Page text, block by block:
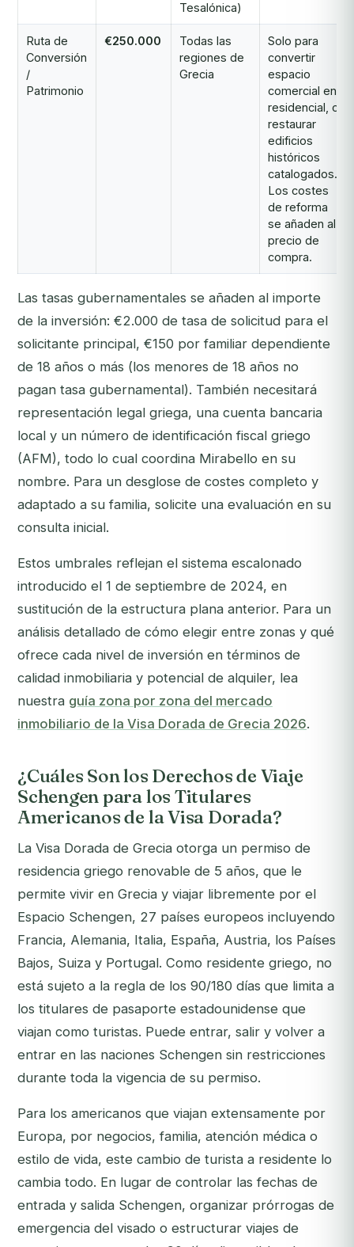
Tesalónica)
Ruta de
Conversión
/
Patrimonio
€250.000
Todas las
regiones de
Grecia
Solo para
convertir
espacio
comercial en
residencial, o
restaurar
edificios
históricos
catalogados.
Los costes
de reforma
se añaden al
precio de
compra.
Las tasas gubernamentales se añaden al importe
de la inversión: €2.000 de tasa de solicitud para el
solicitante principal, €150 por familiar dependiente
de 18 años o más (los menores de 18 años no
pagan tasa gubernamental). También necesitará
representación legal griega, una cuenta bancaria
local y un número de identificación fiscal griego
(AFM), todo lo cual coordina Mirabello en su
nombre. Para un desglose de costes completo y
adaptado a su familia, solicite una evaluación en su
consulta inicial.
Estos umbrales reflejan el sistema escalonado
introducido el 1 de septiembre de 2024, en
sustitución de la estructura plana anterior. Para un
análisis detallado de cómo elegir entre zonas y qué
ofrece cada nivel de inversión en términos de
calidad inmobiliaria y potencial de alquiler, lea
nuestra guía zona por zona del mercado
inmobiliario de la Visa Dorada de Grecia 2026.
¿Cuáles Son los Derechos de Viaje
Schengen para los Titulares
Americanos de la Visa Dorada?
La Visa Dorada de Grecia otorga un permiso de
residencia griego renovable de 5 años, que le
permite vivir en Grecia y viajar libremente por el
Espacio Schengen, 27 países europeos incluyendo
Francia, Alemania, Italia, España, Austria, los Países
Bajos, Suiza y Portugal. Como residente griego, no
está sujeto a la regla de los 90/180 días que limita a
los titulares de pasaporte estadounidense que
viajan como turistas. Puede entrar, salir y volver a
entrar en las naciones Schengen sin restricciones
durante toda la vigencia de su permiso.
Para los americanos que viajan extensamente por
Europa, por negocios, familia, atención médica o
estilo de vida, este cambio de turista a residente lo
cambia todo. En lugar de controlar las fechas de
entrada y salida Schengen, organizar prórrogas de
emergencia del visado o estructurar viajes de